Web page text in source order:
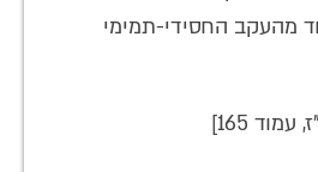
מהעקב החסידי-תמימי
165]